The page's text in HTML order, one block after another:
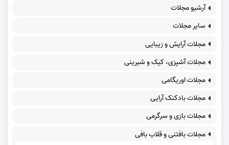
آرشیو مجلات
سایر مجلات
مجلات آرایش و زیبایی
مجلات آشپزی، کیک و شیرینی
مجلات اوریگامی
مجلات بادکنک آرایی
مجلات بازی و سرگرمی
مجلات بافتنی و قلاب بافی